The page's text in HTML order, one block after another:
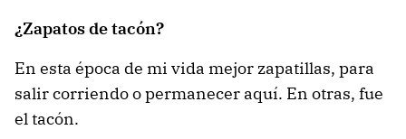
¿Zapatos de tacón?
En esta época de mi vida mejor zapatillas, para
salir corriendo o permanecer aquí. En otras, fue
el tacón.